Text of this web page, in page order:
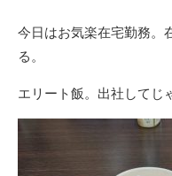
新
日
今日はお気楽在宅勤務。
る。
エリート飯。出社してじ